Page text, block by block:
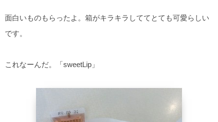
面白いものもらったよ。箱がキラキラしててとても可愛らしい
です。
これなーんだ。「sweetLip」